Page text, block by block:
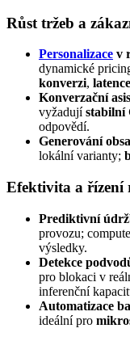
Růst tržeb a
Personalizace v
dynamické
konverzi,
Konverzační
vyžadujístabilní
odpovědí.
Generování
lokální varianty;
Efektivita a řízení
Prediktivní
provozu;
výsledky.
Detekce
pro blokaci v
inferenční
Automatizace
ideální pro